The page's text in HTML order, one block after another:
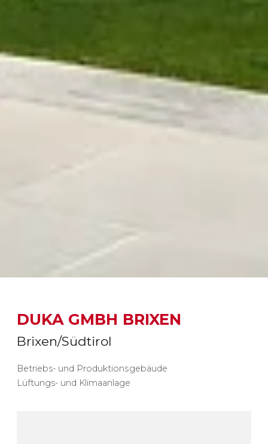
DUKA GMBH BRIXEN
Brixen/Südtirol
Betriebs- und Produktionsgebäude
Lüftungs- und Klimaanlage